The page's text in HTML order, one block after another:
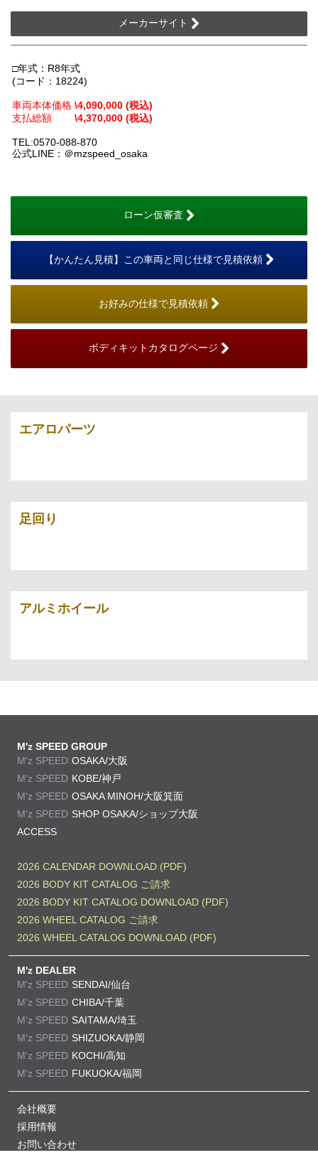
メーカーサイト
□年式：R8年式
(コード：18224)
車両本体価格 \4,090,000 (税込)
支払総額 \4,370,000 (税込)
TEL:0570-088-870
公式LINE：＠mzspeed_osaka
ローン仮審査
【かんたん見積】この車両と同じ仕様で見積依頼
お好みの仕様で見積依頼
ボディキットカタログページ
エアロパーツ
足回り
アルミホイール
M'z SPEED GROUP
M'z SPEED OSAKA/大阪
M'z SPEED KOBE/神戸
M'z SPEED OSAKA MINOH/大阪箕面
M'z SPEED SHOP OSAKA/ショップ大阪
ACCESS
2026 CALENDAR DOWNLOAD (PDF)
2026 BODY KIT CATALOG ご請求
2026 BODY KIT CATALOG DOWNLOAD (PDF)
2026 WHEEL CATALOG ご請求
2026 WHEEL CATALOG DOWNLOAD (PDF)
M'z DEALER
M'z SPEED SENDAI/仙台
M'z SPEED CHIBA/千葉
M'z SPEED SAITAMA/埼玉
M'z SPEED SHIZUOKA/静岡
M'z SPEED KOCHI/高知
M'z SPEED FUKUOKA/福岡
会社概要
採用情報
お問い合わせ